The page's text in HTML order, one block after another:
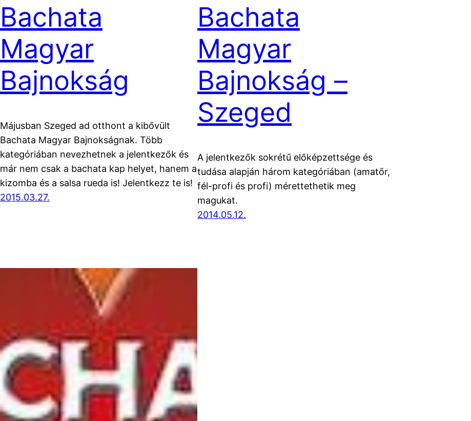
Bachata
Magyar
Bajnokság
Májusban Szeged ad otthont a kibővült
Bachata Magyar Bajnokságnak. Több
kategóriában nevezhetnek a jelentkezők és
már nem csak a bachata kap helyet, hanem a
kizomba és a salsa rueda is! Jelentkezz te is!
2015.03.27.
Bachata
Magyar
Bajnokság –
Szeged
A jelentkezők sokrétű előképzettsége és
tudása alapján három kategóriában (amatőr,
fél-profi és profi) mérettethetik meg
magukat.
2014.05.12.